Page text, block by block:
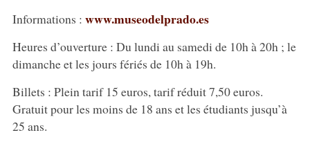
Informations : www.museodelprado.es
Heures d’ouverture : Du lundi au samedi de 10h à 20h ; le
dimanche et les jours fériés de 10h à 19h.
Billets : Plein tarif 15 euros, tarif réduit 7,50 euros.
Gratuit pour les moins de 18 ans et les étudiants jusqu’à
25 ans.